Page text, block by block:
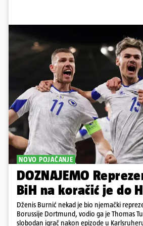
NOVO POJAČANJE
DOZNAJEMO
BiH na koračić je do
Dženis Burnić nekad je bio njemački
Borussije Dortmund, vodio ga je Thomas
slobodan igrač nakon epizode u